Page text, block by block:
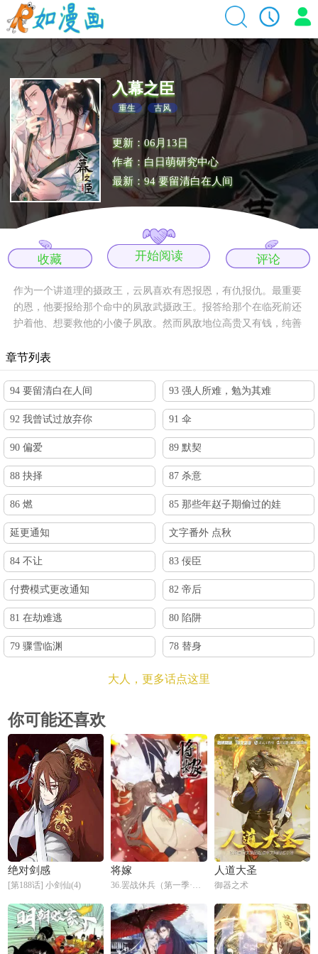
入幕之臣
重生 古风
更新：06月13日
作者：白日萌研究中心
最新：94 要留清白在人间
收藏 开始阅读 评论
作为一个讲道理的摄政王，云夙喜欢有恩报恩，有仇报仇。最重要
的恩，他要报给那个命中的夙敌武摄政王。报答给那个在临死前还
护着他、想要救他的小傻子夙敌。然而夙敌地位高贵又有钱，纯善
章节列表
94 要留清白在人间 93 强人所难，勉为其难
92 我曾试过放弃你 91 伞
90 偏爱 89 默契
88 抉择 87 杀意
86 燃 85 那些年赵子期偷过的娃
延更通知 文字番外 点秋
84 不让 83 佞臣
付费模式更改通知 82 帝后
81 在劫难逃 80 陷阱
79 骤雪临渊 78 替身
大人，更多话点这里
你可能还喜欢
绝对剑感
[第188话] 小剑仙(4)
将嫁
36.罢战休兵（第一季·完）
人道大圣
御器之术